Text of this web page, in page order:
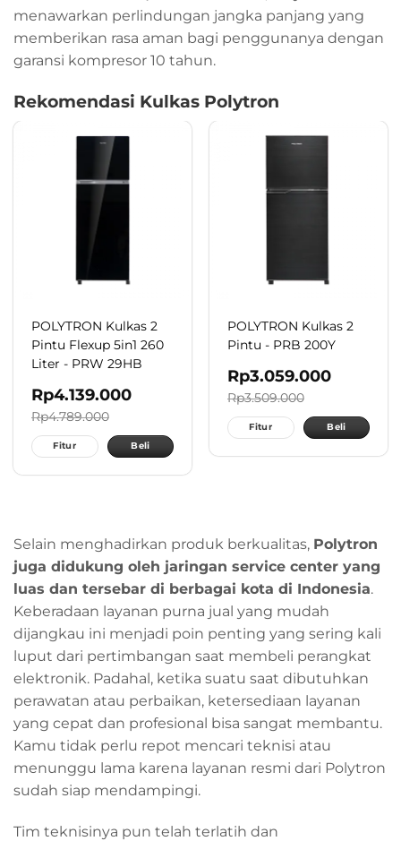
menawarkan perlindungan jangka panjang yang
memberikan rasa aman bagi penggunanya dengan
garansi kompresor 10 tahun.
Rekomendasi Kulkas Polytron
POLYTRON Kulkas 2
Pintu Flexup 5in1 260
Liter - PRW 29HB
Rp4.139.000
Rp4.789.000
Fitur Beli
POLYTRON Kulkas 2
Pintu - PRB 200Y
Rp3.059.000
Rp3.509.000
Fitur Beli
Selain menghadirkan produk berkualitas, Polytron
juga didukung oleh jaringan service center yang
luas dan tersebar di berbagai kota di Indonesia.
Keberadaan layanan purna jual yang mudah
dijangkau ini menjadi poin penting yang sering kali
luput dari pertimbangan saat membeli perangkat
elektronik. Padahal, ketika suatu saat dibutuhkan
perawatan atau perbaikan, ketersediaan layanan
yang cepat dan profesional bisa sangat membantu.
Kamu tidak perlu repot mencari teknisi atau
menunggu lama karena layanan resmi dari Polytron
sudah siap mendampingi.
Tim teknisinya pun telah terlatih dan